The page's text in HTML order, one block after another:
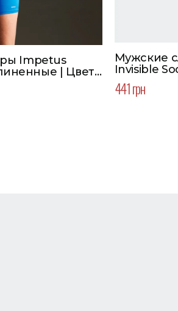
Impetus
| Цвет
Мужские
Invisible
441 грн